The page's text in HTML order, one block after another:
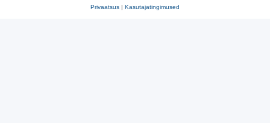
Privaatsus | Kasutajatingimused